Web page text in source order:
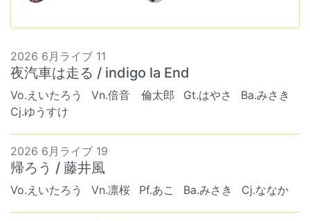
2026 6月ライブ 11
夜汽車は走る / indigo la End
Vo.えいたろう Vn.倍音 倫太郎 Gt.はやさ
Ba.みさき
Cj.ゆうすけ
2026 6月ライブ 19
帰ろう / 藤井風
Vo.えいたろう Vn.凛桜 Pf.あこ Ba.みさき Cj.ななか